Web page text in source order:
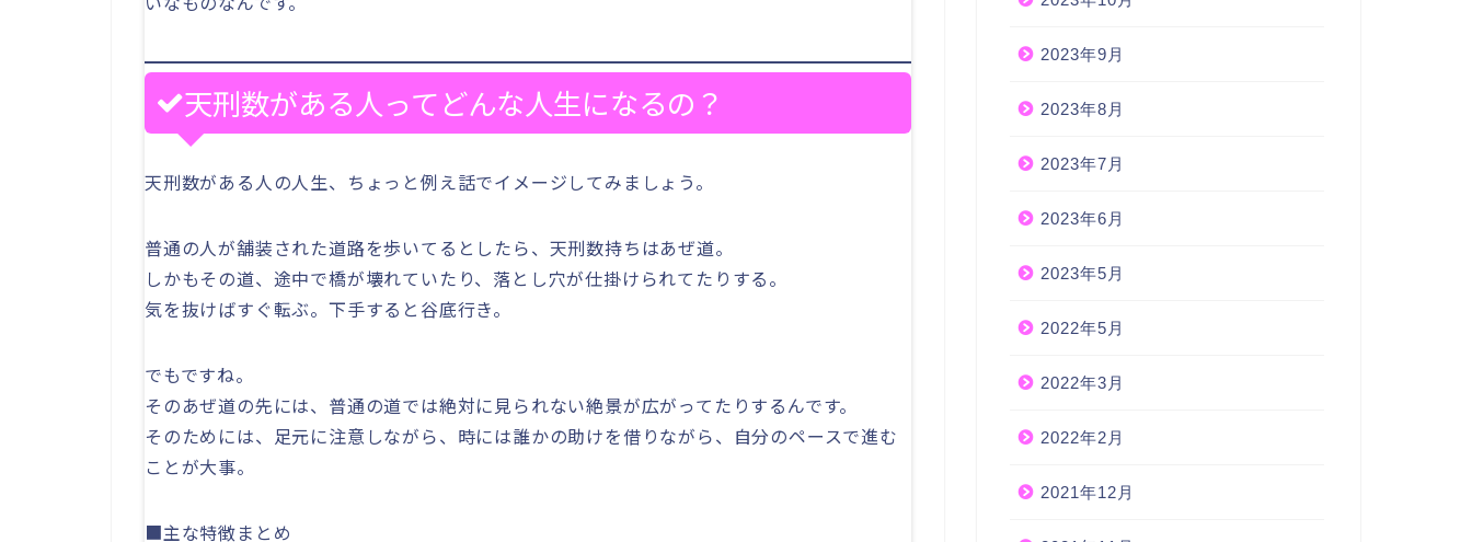
天刑数がある人ってどんな人生になるの？
天刑数がある人の人生、ちょっと例え話でイメージしてみましょう。
普通の人が舗装された道路を歩いてるとしたら、天刑数持ちはあぜ道。
しかもその道、途中で橋が壊れていたり、落とし穴が仕掛けられてたりする。
気を抜けばすぐ転ぶ。下手すると谷底行き。
でもですね。
そのあぜ道の先には、普通の道では絶対に見られない絶景が広がってたりするんです。
そのためには、足元に注意しながら、時には誰かの助けを借りながら、自分のペースで進む
ことが大事。
■主な特徴まとめ
2023年9月
2023年8月
2023年7月
2023年6月
2023年5月
2022年5月
2022年3月
2022年2月
2021年12月